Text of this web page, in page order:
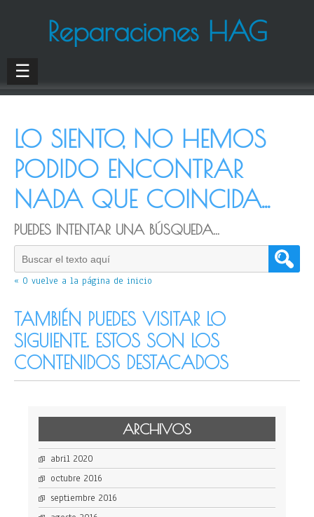
Reparaciones HAG
☰
LO SIENTO, NO HEMOS
PODIDO ENCONTRAR
NADA QUE COINCIDA...
PUEDES INTENTAR UNA BÚSQUEDA...
« O vuelve a la página de inicio
TAMBIÉN PUEDES VISITAR LO
SIGUIENTE. ESTOS SON LOS
CONTENIDOS DESTACADOS
ARCHIVOS
abril 2020
octubre 2016
septiembre 2016